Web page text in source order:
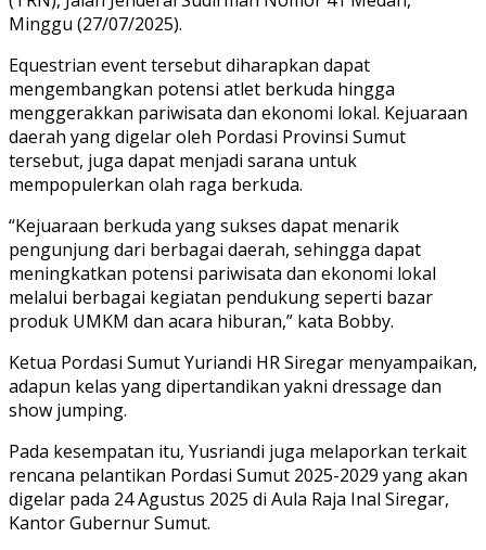
Minggu (27/07/2025).
Equestrian event tersebut diharapkan dapat
mengembangkan potensi atlet berkuda hingga
menggerakkan pariwisata dan ekonomi lokal. Kejuaraan
daerah yang digelar oleh Pordasi Provinsi Sumut
tersebut, juga dapat menjadi sarana untuk
mempopulerkan olah raga berkuda.
“Kejuaraan berkuda yang sukses dapat menarik
pengunjung dari berbagai daerah, sehingga dapat
meningkatkan potensi pariwisata dan ekonomi lokal
melalui berbagai kegiatan pendukung seperti bazar
produk UMKM dan acara hiburan,” kata Bobby.
Ketua Pordasi Sumut Yuriandi HR Siregar menyampaikan,
adapun kelas yang dipertandikan yakni dressage dan
show jumping.
Pada kesempatan itu, Yusriandi juga melaporkan terkait
rencana pelantikan Pordasi Sumut 2025-2029 yang akan
digelar pada 24 Agustus 2025 di Aula Raja Inal Siregar,
Kantor Gubernur Sumut.